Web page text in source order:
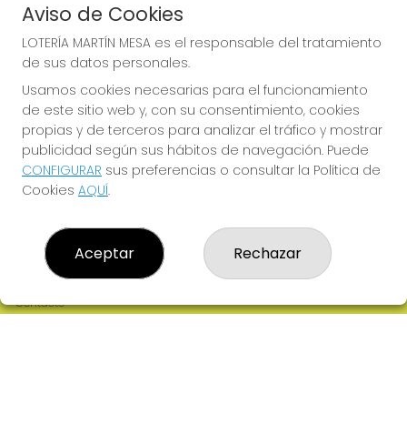
¿Quiénes somos?
Comprar lotería
Contacto
Aviso de Cookies
LOTERÍA MARTÍN MESA es el responsable del tratamiento
de sus datos personales.
Usamos cookies necesarias para el funcionamiento
de este sitio web y, con su consentimiento, cookies
propias y de terceros para analizar el tráfico y mostrar
publicidad según sus hábitos de navegación. Puede
CONFIGURAR sus preferencias o consultar la Política de
Cookies AQUÍ.
Aceptar Rechazar